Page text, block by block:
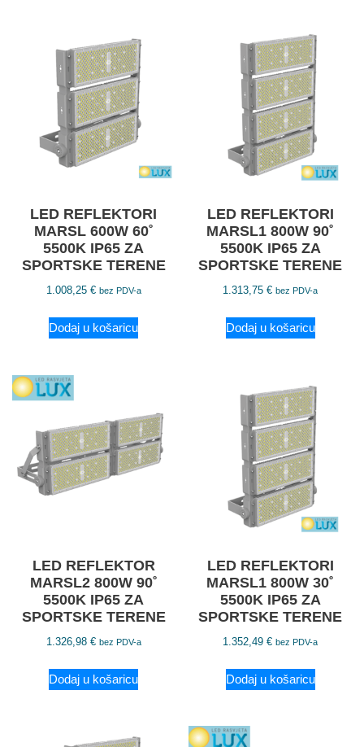
LED REFLEKTORI
MARSL 600W 60˚
5500K IP65 ZA
SPORTSKE TERENE
1.008,25 € bez PDV-a
Dodaj u košaricu
LED REFLEKTORI
MARSL1 800W 90˚
5500K IP65 ZA
SPORTSKE TERENE
1.313,75€ bez PDV-a
Dodaj u košaricu
LED REFLEKTOR
MARSL2 800W 90˚
5500K IP65 ZA
SPORTSKE TERENE
1.326,98 € bez PDV-a
Dodaj u košaricu
LED REFLEKTORI
MARSL1 800W 30˚
5500K IP65 ZA
SPORTSKE TERENE
1.352,49€ bez PDV-a
Dodaj u košaricu